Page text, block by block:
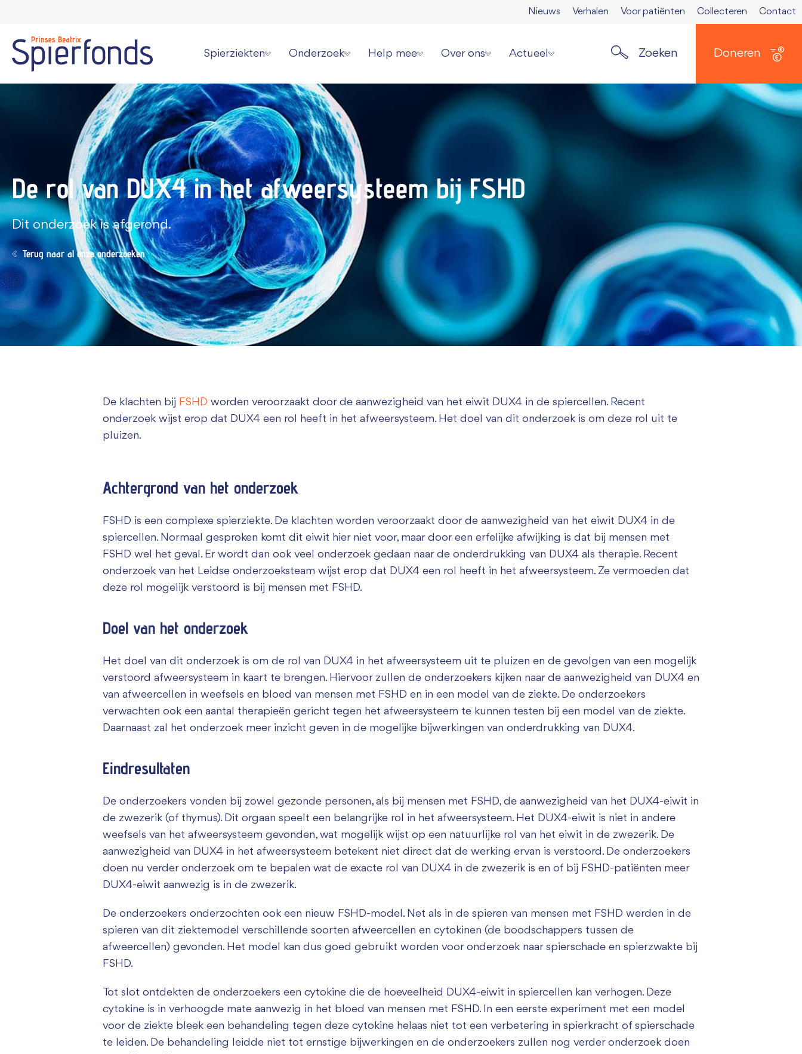
Nieuws Verhalen Voor patiënten Collecteren Contact
Spierziekten
Wat is een spierziekte
Overzicht alle spierziekten
Persoonlijke verhalen
Kan een spierziekte jou overkomen?
Informatie voor patiënten
Onderzoek
Onze onderzoeksstrategie
Overzicht alle onderzoeken
Videoserie onderzoek
Informatie voor onderzoekers
Help mee
Collecteren
Grote gift geven
Periodiek schenken
Nalaten
Zakelijk bijdragen
Over ons
Wie wij zijn
Ambassadeurs
Werken bij ons
Donatie wijzigen of opzeggen
Actueel
Aanmelden nieuwsbrief
Pers en media
Zoeken Doneren
De rol van DUX4 in het afweersysteem bij FSHD
Dit onderzoek is afgerond.
Terug naar al onze onderzoeken
De klachten bij FSHD worden veroorzaakt door de aanwezigheid van het eiwit DUX4 in de spiercellen. Recent
onderzoek wijst erop dat DUX4 een rol heeft in het afweersysteem. Het doel van dit onderzoek is om deze rol uit te
pluizen.
Achtergrond van het onderzoek
FSHD is een complexe spierziekte. De klachten worden veroorzaakt door de aanwezigheid van het eiwit DUX4 in de
spiercellen. Normaal gesproken komt dit eiwit hier niet voor, maar door een erfelijke afwijking is dat bij mensen met
FSHD wel het geval. Er wordt dan ook veel onderzoek gedaan naar de onderdrukking van DUX4 als therapie. Recent
onderzoek van het Leidse onderzoeksteam wijst erop dat DUX4 een rol heeft in het afweersysteem. Ze vermoeden dat
deze rol mogelijk verstoord is bij mensen met FSHD.
Doel van het onderzoek
Het doel van dit onderzoek is om de rol van DUX4 in het afweersysteem uit te pluizen en de gevolgen van een mogelijk
verstoord afweersysteem in kaart te brengen. Hiervoor zullen de onderzoekers kijken naar de aanwezigheid van DUX4 en
van afweercellen in weefsels en bloed van mensen met FSHD en in een model van de ziekte. De onderzoekers
verwachten ook een aantal therapieën gericht tegen het afweersysteem te kunnen testen bij een model van de ziekte.
Daarnaast zal het onderzoek meer inzicht geven in de mogelijke bijwerkingen van onderdrukking van DUX4.
Eindresultaten
De onderzoekers vonden bij zowel gezonde personen, als bij mensen met FSHD, de aanwezigheid van het DUX4-eiwit in
de zwezerik (of thymus). Dit orgaan speelt een belangrijke rol in het afweersysteem. Het DUX4-eiwit is niet in andere
weefsels van het afweersysteem gevonden, wat mogelijk wijst op een natuurlijke rol van het eiwit in de zwezerik. De
aanwezigheid van DUX4 in het afweersysteem betekent niet direct dat de werking ervan is verstoord. De onderzoekers
doen nu verder onderzoek om te bepalen wat de exacte rol van DUX4 in de zwezerik is en of bij FSHD-patiënten meer
DUX4-eiwit aanwezig is in de zwezerik.
De onderzoekers onderzochten ook een nieuw FSHD-model. Net als in de spieren van mensen met FSHD werden in de
spieren van dit ziektemodel verschillende soorten afweercellen en cytokinen (de boodschappers tussen de
afweercellen) gevonden. Het model kan dus goed gebruikt worden voor onderzoek naar spierschade en spierzwakte bij
FSHD.
Tot slot ontdekten de onderzoekers een cytokine die de hoeveelheid DUX4-eiwit in spiercellen kan verhogen. Deze
cytokine is in verhoogde mate aanwezig in het bloed van mensen met FSHD. In een eerste experiment met een model
voor de ziekte bleek een behandeling tegen deze cytokine helaas niet tot een verbetering in spierkracht of spierschade
te leiden. De behandeling leidde niet tot ernstige bijwerkingen en de onderzoekers zullen nog verder onderzoek doen